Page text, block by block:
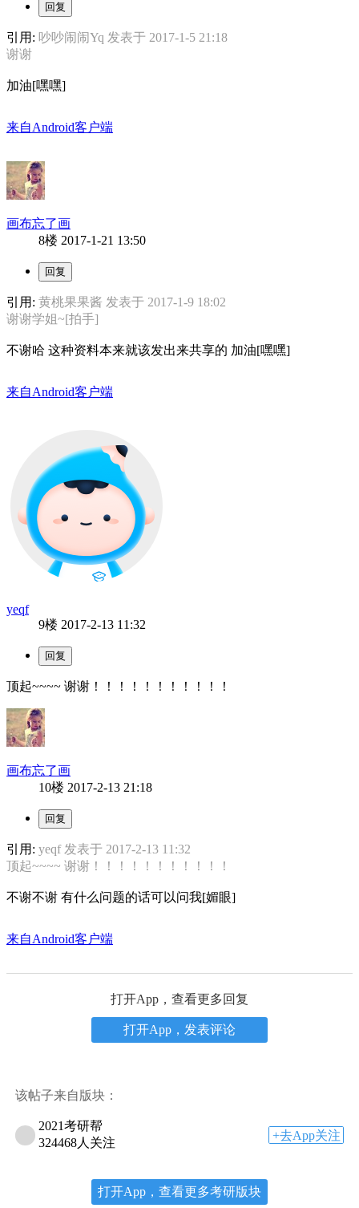
引用: 吵吵闹闹Yq 发表于 2017-1-5 21:18
谢谢
加油[嘿嘿]
来自Android客户端
画布忘了画
8楼 2017-1-21 13:50
引用: 黄桃果果酱 发表于 2017-1-9 18:02
谢谢学姐~[拍手]
不谢哈 这种资料本来就该发出来共享的 加油[嘿嘿]
来自Android客户端
yeqf
9楼 2017-2-13 11:32
顶起~~~~ 谢谢！！！！！！！！！！！
画布忘了画
10楼 2017-2-13 21:18
引用: yeqf 发表于 2017-2-13 11:32
顶起~~~~ 谢谢！！！！！！！！！！！
不谢不谢 有什么问题的话可以问我[媚眼]
来自Android客户端
打开App，查看更多回复
打开App，发表评论
该帖子来自版块：
2021考研帮
324468人关注
+去App关注
打开App，查看更多考研版块